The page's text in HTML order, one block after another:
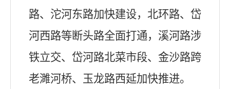
路、沱河东路加快建设，北环路、岱
河西路等断头路全面打通，溪河路涉
铁立交、岱河路北菜市段、金沙路跨
老濉河桥、玉龙路西延加快推进。